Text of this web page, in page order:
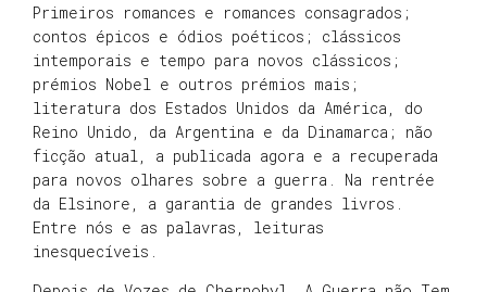
Primeiros romances e romances consagrados;
contos épicos e ódios poéticos; clássicos
intemporais e tempo para novos clássicos;
prémios Nobel e outros prémios mais;
literatura dos Estados Unidos da América, do
Reino Unido, da Argentina e da Dinamarca; não
ficção atual, a publicada agora e a recuperada
para novos olhares sobre a guerra. Na rentrée
da Elsinore, a garantia de grandes livros.
Entre nós e as palavras, leituras
inesquecíveis.